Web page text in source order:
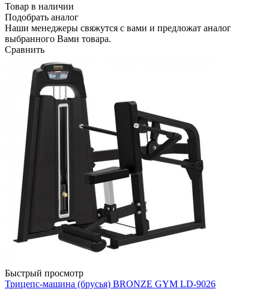
Товар в наличии
Подобрать аналог
Наши менеджеры свяжутся с вами и предложат аналог
выбранного Вами товара.
Сравнить
Быстрый просмотр
Трицепс-машина (брусья) BRONZE GYM LD-9026